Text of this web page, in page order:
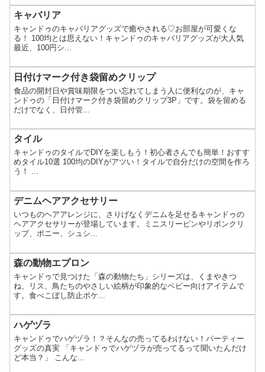
キャバリア
キャンドゥのキャバリアグッズで癒やされる♡お部屋が可愛くな
る！ 100均とは思えない！キャンドゥのキャバリアグッズが大人気
最近、100円シ...
日付けマーク付き袋留めクリップ
食品の開封日や賞味期限をつい忘れてしまう人に便利なのが、キャ
ンドゥの「日付けマーク付き袋留めクリップ3P」です。袋を留める
だけでなく、日付管...
タイル
キャンドゥのタイルでDIYを楽しもう！初心者さんでも簡単！おすす
めタイル10選 100均のDIYがアツい！タイルで自分だけの空間を作ろ
う！ ...
デニムヘアアクセサリー
いつものヘアアレンジに、さりげなくデニムを足せるキャンドゥの
ヘアアクセサリーが登場しています。ミニスリーピンやリボンクリ
ップ、ポニー、シュシ...
森の動物エプロン
キャンドゥで見つけた「森の動物たち」シリーズは、くまやきつ
ね、リス、鳥たちのやさしい絵柄が印象的なベビー向けアイテムで
す。食べこぼし防止ポケ...
ハゲヅラ
キャンドゥでハゲヅラ！？そんなの売ってるわけない！パーティー
グッズの真実 「キャンドゥでハゲヅラが売ってるって聞いたんだけ
ど本当？」 こんな...